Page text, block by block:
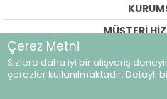
MÜŞTERİ
©breeze.com.tr -
Çerez Metni
Sizlere daha iyi bir alışveriş
çerezler kullanılmaktadır. Detaylı